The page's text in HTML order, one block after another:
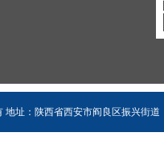
地址：陕西省西安市阎良区振兴街道